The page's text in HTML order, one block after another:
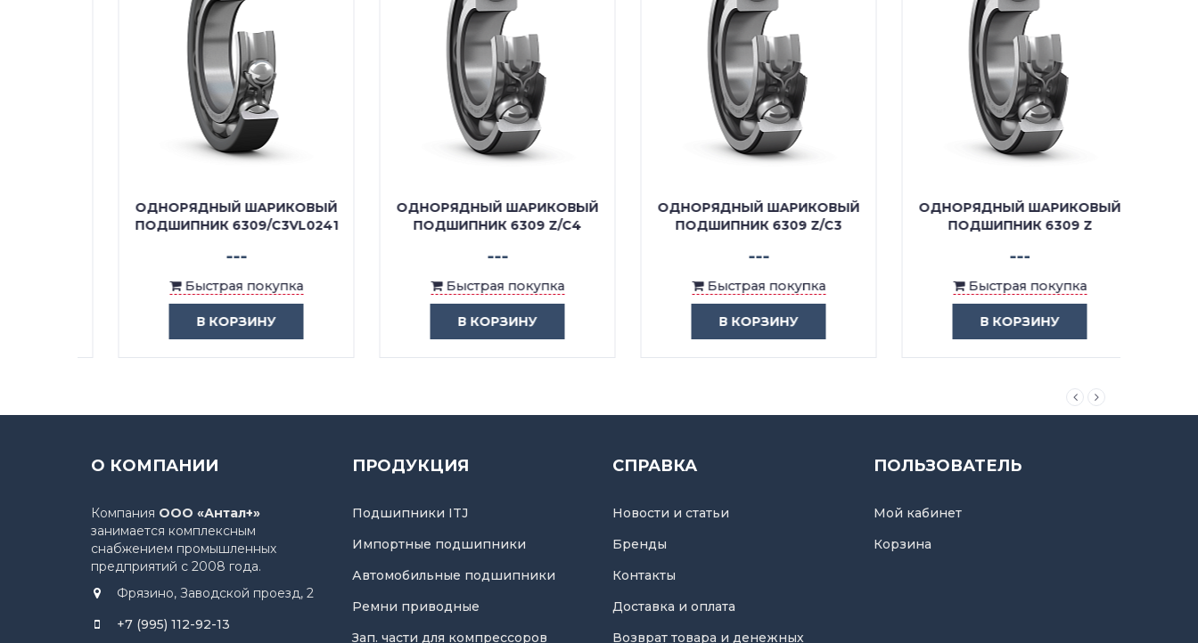
ОДНОРЯДНЫЙ ШАРИКОВЫЙ
ПОДШИПНИК 6309/C3VL0241
Быстрая покупка
В КОРЗИНУ
ОДНОРЯДНЫЙ ШАРИКОВЫЙ
ПОДШИПНИК 6309 Z/C4
Быстрая покупка
В КОРЗИНУ
ОДНОРЯДНЫЙ ШАРИКОВЫЙ
ПОДШИПНИК 6309 Z/C3
Быстрая покупка
В КОРЗИНУ
ОДНОРЯДНЫЙ ШАРИКОВЫЙ
ПОДШИПНИК 6309 Z
Быстрая покупка
В КОРЗИНУ
О КОМПАНИИ
Компания ООО «Антал+»
занимается комплексным
снабжением промышленных
предприятий с 2008 года.
Фрязино, Заводской проезд, 2
+7 (995) 112-92-13
ПРОДУКЦИЯ
Подшипники ITJ
Импортные подшипники
Автомобильные подшипники
Ремни приводные
Зап. части для компрессоров
СПРАВКА
Новости и статьи
Бренды
Контакты
Доставка и оплата
Возврат товара и денежных
ПОЛЬЗОВАТЕЛЬ
Мой кабинет
Корзина